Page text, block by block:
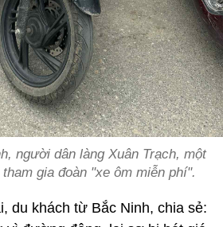
người dân làng Xuân Trạch, một
gia đoàn "xe ôm miễn phí".
du khách từ Bắc Ninh, chia sẻ: